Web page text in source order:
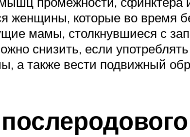
женщины, которые во время
мамы, столкнувшиеся с
снизить, если
а также вести подвижный